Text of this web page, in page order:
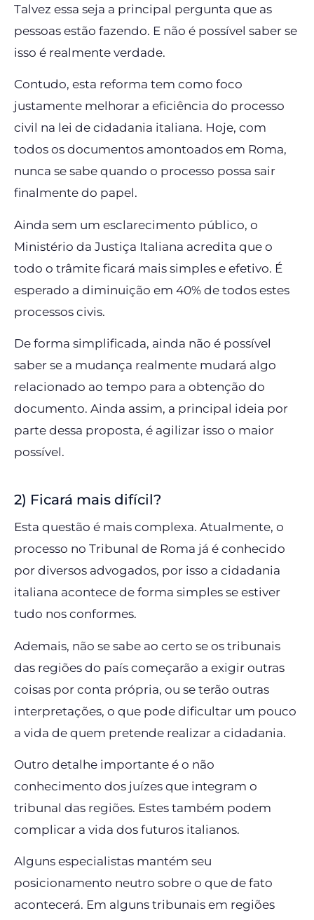
Talvez essa seja a principal pergunta que as
pessoas estão fazendo. E não é possível saber se
isso é realmente verdade.
Contudo, esta reforma tem como foco
justamente melhorar a eficiência do processo
civil na lei de cidadania italiana. Hoje, com
todos os documentos amontoados em Roma,
nunca se sabe quando o processo possa sair
finalmente do papel.
Ainda sem um esclarecimento público, o
Ministério da Justiça Italiana acredita que o
todo o trâmite ficará mais simples e efetivo. É
esperado a diminuição em 40% de todos estes
processos civis.
De forma simplificada, ainda não é possível
saber se a mudança realmente mudará algo
relacionado ao tempo para a obtenção do
documento. Ainda assim, a principal ideia por
parte dessa proposta, é agilizar isso o maior
possível.
2) Ficará mais difícil?
Esta questão é mais complexa. Atualmente, o
processo no Tribunal de Roma já é conhecido
por diversos advogados, por isso a cidadania
italiana acontece de forma simples se estiver
tudo nos conformes.
Ademais, não se sabe ao certo se os tribunais
das regiões do país começarão a exigir outras
coisas por conta própria, ou se terão outras
interpretações, o que pode dificultar um pouco
a vida de quem pretende realizar a cidadania.
Outro detalhe importante é o não
conhecimento dos juízes que integram o
tribunal das regiões. Estes também podem
complicar a vida dos futuros italianos.
Alguns especialistas mantém seu
posicionamento neutro sobre o que de fato
acontecerá. Em alguns tribunais em regiões